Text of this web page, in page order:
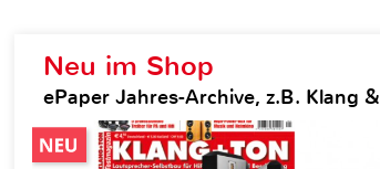
Neu im Shop
ePaper Jahres-Archive, z.B. Klang